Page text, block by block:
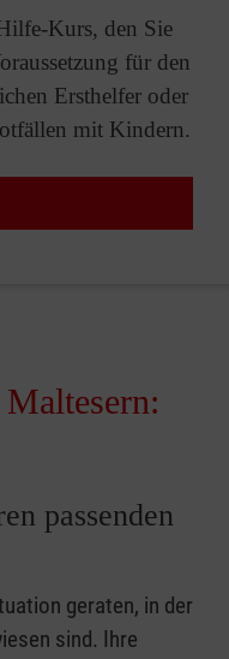
Kurs, den Sie
für den
Ersthelfer oder
mit Kindern.
passenden
geraten, in der
sind. Ihre